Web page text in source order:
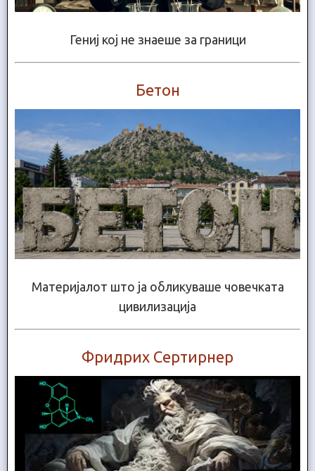
Гениј кој не знаеше за граници
Бетон
Материјалот што ја обликуваше човечката
цивилизација
Фридрих Сертирнер